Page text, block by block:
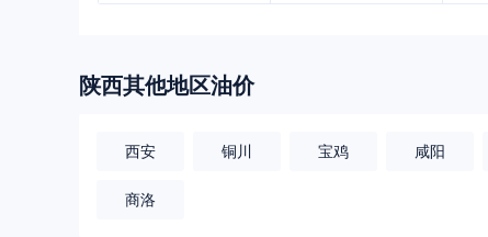
陕西其他地区油价
西安 铜川 宝鸡 咸阳
商洛